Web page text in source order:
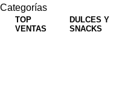
Categorías
TOP
VENTAS
DULCES Y
SNACKS